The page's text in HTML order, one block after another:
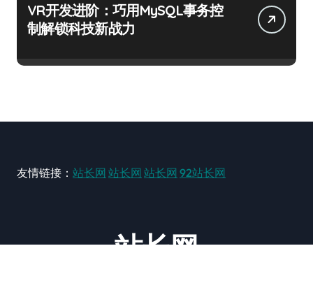
VR开发进阶：巧用MySQL事务控
制解锁科技新战力
友情链接： 站长网 站长网 站长网 92站长网
站长网